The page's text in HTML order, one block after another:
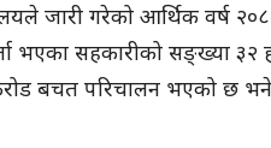
जारी गरेको आर्थिक वर्ष
भएका सहकारीको सङ्ख्या ३२
बचत परिचालन भएको छ भने